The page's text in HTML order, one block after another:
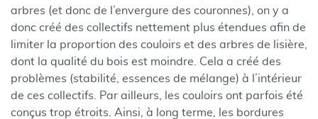
arbres (et donc de l’envergure des couronnes), on y a
donc créé des collectifs nettement plus étendues afin de
limiter la proportion des couloirs et des arbres de lisière,
dont la qualité du bois est moindre. Cela a créé des
problèmes (stabilité, essences de mélange) à l’intérieur
de ces collectifs. Par ailleurs, les couloirs ont parfois été
conçus trop étroits. Ainsi, à long terme, les bordures